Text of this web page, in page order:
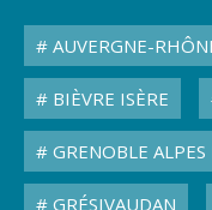
AUVERGNE-
BIÈVRE ISÈRE
GRENOBLE
GRÉSIVAUDAN